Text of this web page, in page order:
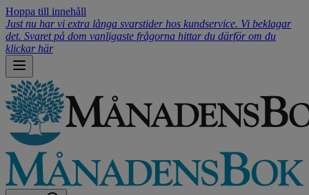
Hoppa till innehåll
Just nu har vi extra långa svarstider hos kundservice. Vi beklagar
det. Svaret på dom vanligaste frågorna hittar du därför om du
klickar här